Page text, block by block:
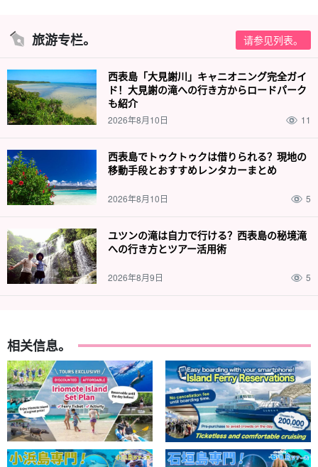
如果您不喜欢高处，也不用担心。也可以选择低处！
许多参加活动的顾客都是初学者。
支持。
旅游专栏。 请参见列表。
西表島「大見謝川」キャニオニング完全ガイ
ド！大見謝の滝への行き方からロードパーク
も紹介
2026年8月10日 11
西表島でトゥクトゥクは借りられる？現地の
移動手段とおすすめレンタカーまとめ
2026年8月10日 5
ユツンの滝は自力で行ける？西表島の秘境滝
への行き方とツアー活用術
2026年8月9日 5
相关信息。